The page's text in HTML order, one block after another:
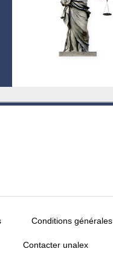
Conditions générales
Contacter unalex